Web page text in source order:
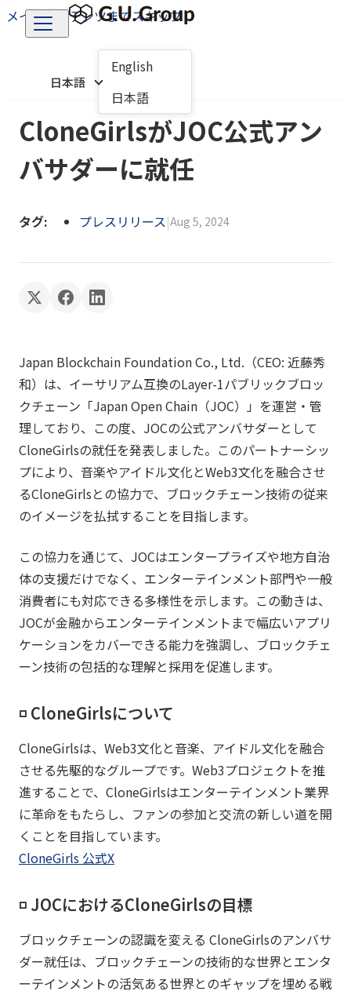
メインコンテンツまでスキップ
日本語
English
日本語
CloneGirlsがJOC公式アン
バサダーに就任
タグ: プレスリリース|Aug 5, 2024
Japan Blockchain Foundation Co., Ltd.（CEO: 近藤秀
和）は、イーサリアム互換のLayer-1パブリックブロッ
クチェーン「Japan Open Chain（JOC）」を運営・管
理しており、この度、JOCの公式アンバサダーとして
CloneGirlsの就任を発表しました。このパートナーシッ
プにより、音楽やアイドル文化とWeb3文化を融合させ
るCloneGirlsとの協力で、ブロックチェーン技術の従来
のイメージを払拭することを目指します。
この協力を通じて、JOCはエンタープライズや地方自治
体の支援だけでなく、エンターテインメント部門や一般
消費者にも対応できる多様性を示します。この動きは、
JOCが金融からエンターテインメントまで幅広いアプリ
ケーションをカバーできる能力を強調し、ブロックチェ
ーン技術の包括的な理解と採用を促進します。
◽️ CloneGirlsについて
CloneGirlsは、Web3文化と音楽、アイドル文化を融合
させる先駆的なグループです。Web3プロジェクトを推
進することで、CloneGirlsはエンターテインメント業界
に革命をもたらし、ファンの参加と交流の新しい道を開
くことを目指しています。
CloneGirls 公式X
◽️ JOCにおけるCloneGirlsの目標
ブロックチェーンの認識を変える CloneGirlsのアンバサ
ダー就任は、ブロックチェーンの技術的な世界とエンタ
ーテインメントの活気ある世界とのギャップを埋める戦